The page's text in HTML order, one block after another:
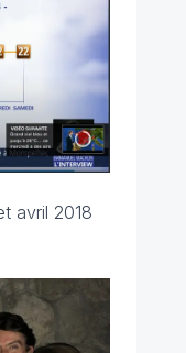
avril 2018